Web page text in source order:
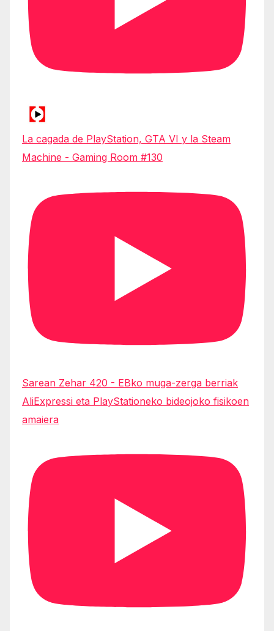
La cagada de PlayStation, GTA VI y la Steam
Machine - Gaming Room #130
Sarean Zehar 420 - EBko muga-zerga berriak
AliExpressi eta PlayStationeko bideojoko fisikoen
amaiera